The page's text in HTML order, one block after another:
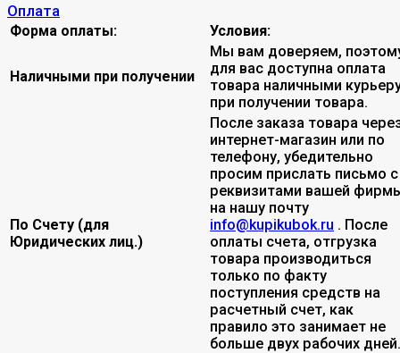
Оплата
Форма оплаты: Условия:
Наличными при получении
Мы вам доверяем,
для вас доступна оплата
товара наличными
при получении товара.
По Счету (для
Юридических лиц.)
После заказа товара
интернет-магазин или по
телефону, убедительно
просим прислать письмо с
реквизитами вашей
на нашу почту
info@kupikubok.ru . После
оплаты счета, отгрузка
товара производиться
только по факту
поступления средств на
расчетный счет, как
правило это занимает не
больше двух рабочих дней.